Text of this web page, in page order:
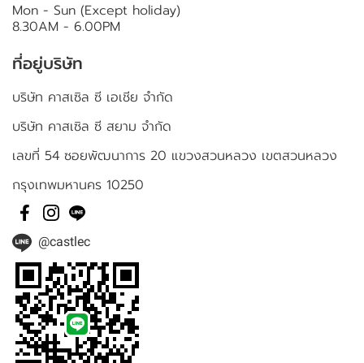
Mon - Sun (Except holiday)
8.30AM - 6.00PM
ที่อยู่บริษัท
บริษัท คาสเซิล ซี เอเชีย จำกัด
บริษัท คาสเซิล ซี สยาม จำกัด
เลขที่ 54 ซอยพัฒนาการ 20 แขวงสวนหลวง เขตสวนหลวง
กรุงเทพมหานคร 10250
@castlec